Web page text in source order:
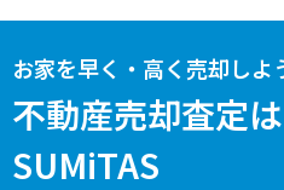
お家を早く・高く売却しよ
不動産売却査定は
SUMiTAS